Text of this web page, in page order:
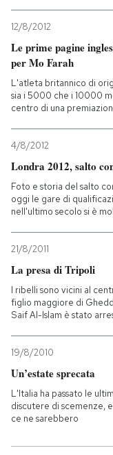
12/8/2012
Le prime pagine
per Mo Farah
L'atleta britannico di
sia i 5000 che i 10000
centro di una
4/8/2012
Londra 2012, salto
Foto e storia del salto
oggi le gare di
nell'ultimo secolo si è
21/8/2011
La presa di Tripoli
I ribelli sono vicini al
figlio maggiore di
Saif Al-Islam è stato
19/8/2010
Un’estate sprecata
L'Italia ha passato le
discutere di scemenze,
ce ne sarebbero